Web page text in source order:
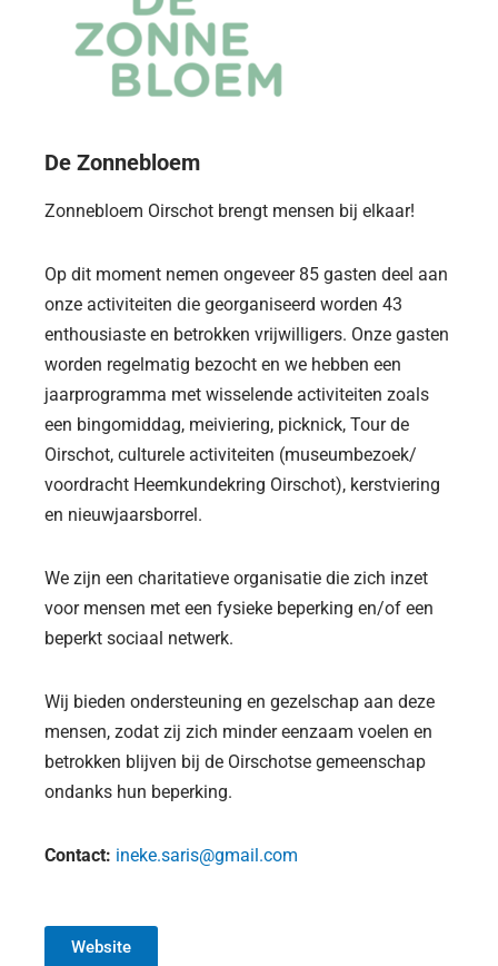
De Zonnebloem
Zonnebloem Oirschot brengt mensen bij elkaar!
Op dit moment nemen ongeveer 85 gasten deel aan
onze activiteiten die georganiseerd worden 43
enthousiaste en betrokken vrijwilligers. Onze gasten
worden regelmatig bezocht en we hebben een
jaarprogramma met wisselende activiteiten zoals
een bingomiddag, meiviering, picknick, Tour de
Oirschot, culturele activiteiten (museumbezoek/
voordracht Heemkundekring Oirschot), kerstviering
en nieuwjaarsborrel.
We zijn een charitatieve organisatie die zich inzet
voor mensen met een fysieke beperking en/of een
beperkt sociaal netwerk.
Wij bieden ondersteuning en gezelschap aan deze
mensen, zodat zij zich minder eenzaam voelen en
betrokken blijven bij de Oirschotse gemeenschap
ondanks hun beperking.
Contact: ineke.saris@gmail.com
Website